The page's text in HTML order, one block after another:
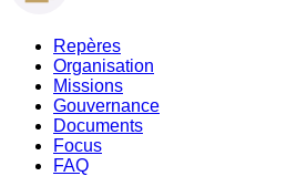
Repères
Organisation
Missions
Gouvernance
Documents
Focus
FAQ